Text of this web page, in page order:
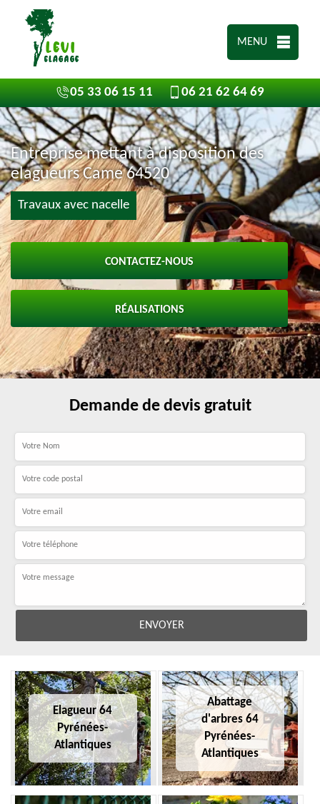
MENU
05 33 06 15 11 06 21 62 64 69
Entreprise mettant à disposition des
elagueurs Came 64520
Travaux avec nacelle
CONTACTEZ-NOUS
RÉALISATIONS
Demande de devis gratuit
Elagueur 64
Pyrénées-
Atlantiques
Abattage
d'arbres 64
Pyrénées-
Atlantiques